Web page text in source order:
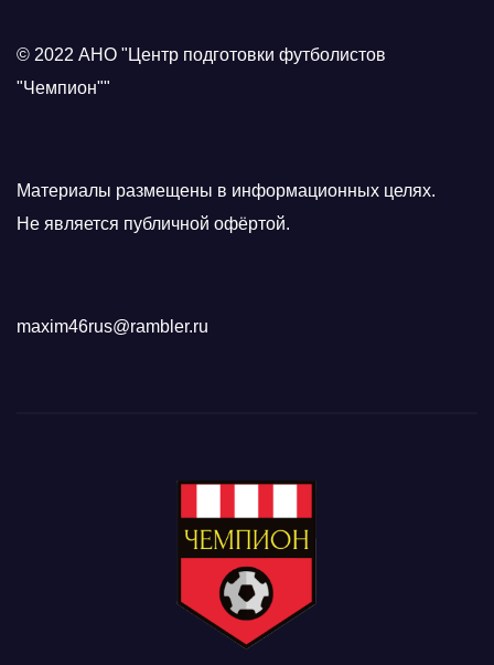
© 2022 АНО "Центр подготовки футболистов
"Чемпион""
Материалы размещены в информационных целях.
Не является публичной офёртой.
maxim46rus@rambler.ru